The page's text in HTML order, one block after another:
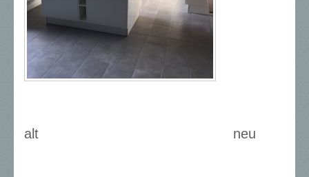
alt neu